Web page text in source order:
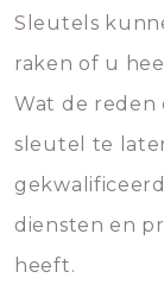
Sleutels
raken of u
Wat de reden
sleutel te
diensten en
heeft.